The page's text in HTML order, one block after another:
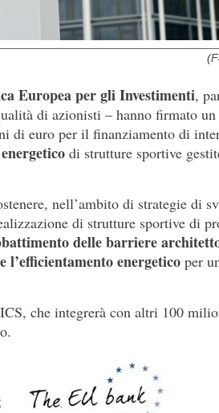
Europea per gli Investimenti,
di azionisti – hanno firmato un
di euro per il finanziamento di
di strutture sportive
nell’ambito di strategie di
di strutture sportive di
delle barriere
e l’efficientamento energetico per
che integrerà con altri 100